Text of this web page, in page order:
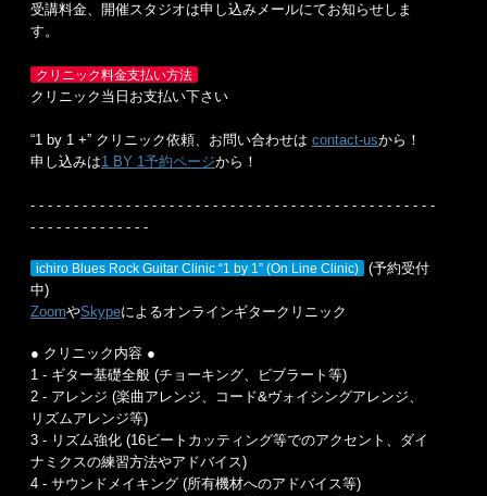
受講料金、開催スタジオは申し込みメールにてお知らせしま
す。
クリニック料金支払い方法
クリニック当日お支払い下さい
“1 by 1 +” クリニック依頼、お問い合わせは contact-usから！
申し込みは1 BY 1予約ページから！
- - - - - - - - - - - - - - - - - - - - - - - - - - - - - - - - - - - - - - - - - - - - - - -
- - - - - - - - - - - - - -
ichiro Blues Rock Guitar Clinic “1 by 1” (On Line Clinic)
(予約受付
中)
ZoomやSkypeによるオンラインギタークリニック
● クリニック内容 ●
1 - ギター基礎全般 (チョーキング、ビブラート等)
2 - アレンジ (楽曲アレンジ、コード&ヴォイシングアレンジ、
リズムアレンジ等)
3 - リズム強化 (16ビートカッティング等でのアクセント、ダイ
ナミクスの練習方法やアドバイス)
4 - サウンドメイキング (所有機材へのアドバイス等)